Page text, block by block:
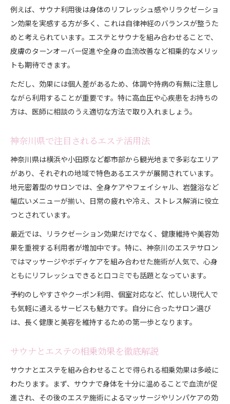
美肌を目指すならエステとサウナ併用が鍵
科学的に見たエステ後サウナの安心ポイント
エステのあとサウナ利用は安全なのか検証
サウナとエステの効果的な順番と理由
神奈川県で安心して利用できるエステサウナ
サウナ利用時のエステ施術後ケアの重要性
科学的視点からみる肌トラブル回避法
心身リフレッシュする神奈川県での実践法
エステ効果を持続させるサウナ利用法
エステとサウナで疲労回復を目指す方法
メンタルケアにも役立つサウナ活用術
エステとサウナがもたらすメンタル回復力
サウナでリラックスしストレス軽減を実感
神奈川県のエステ利用者が語る心の変化
メンタルヘルス向上に役立つサウナ習慣
エステ効果とサウナ利用の精神的メリット
例えば、サウナ利用後は身体のリフレッシュ感やリラクゼーショ
ン効果を実感する方が多く、これは自律神経のバランスが整うた
めと考えられています。エステとサウナを組み合わせることで、
皮膚のターンオーバー促進や全身の血流改善など相乗的なメリッ
トも期待できます。
ただし、効果には個人差があるため、体調や持病の有無に注意し
ながら利用することが重要です。特に高血圧や心疾患をお持ちの
方は、医師に相談のうえ適切な方法で取り入れましょう。
神奈川県で注目されるエステ活用法
神奈川県は横浜や小田原など都市部から観光地まで多彩なエリア
があり、それぞれの地域で特色あるエステが展開されています。
地元密着型のサロンでは、全身ケアやフェイシャル、岩盤浴など
幅広いメニューが揃い、日常の疲れや冷え、ストレス解消に役立
つとされています。
最近では、リラクゼーション効果だけでなく、健康維持や美容効
果を重視する利用者が増加中です。特に、神奈川のエステサロン
ではマッサージやボディケアを組み合わせた施術が人気で、心身
ともにリフレッシュできると口コミでも話題となっています。
予約のしやすさやクーポン利用、個室対応など、忙しい現代人で
も気軽に通えるサービスも魅力です。自分に合ったサロン選び
は、長く健康と美容を維持するための第一歩となります。
サウナとエステの相乗効果を徹底解説
サウナとエステを組み合わせることで得られる相乗効果は多岐に
わたります。まず、サウナで身体を十分に温めることで血流が促
進され、その後のエステ施術によるマッサージやリンパケアの効